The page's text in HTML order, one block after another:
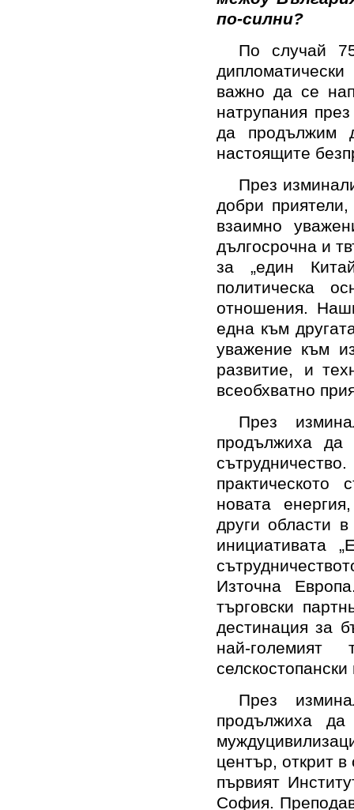
по-силни?
По случай
важно да се
натрупания
да продължим
настоящите
През
добри
взаимно
дългосрочна и
за „един
политическа
отношения.
една към
уважение към
развитие, и
всеобхватно
През
продължиха да
практическото
новата
други области
инициативата
Източна
търговски
дестинация за
най-
През
продължиха
център, открит
първият
София.